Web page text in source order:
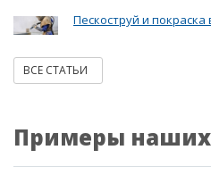
Пескоструй и
ВСЕ СТАТЬИ
Примеры наших